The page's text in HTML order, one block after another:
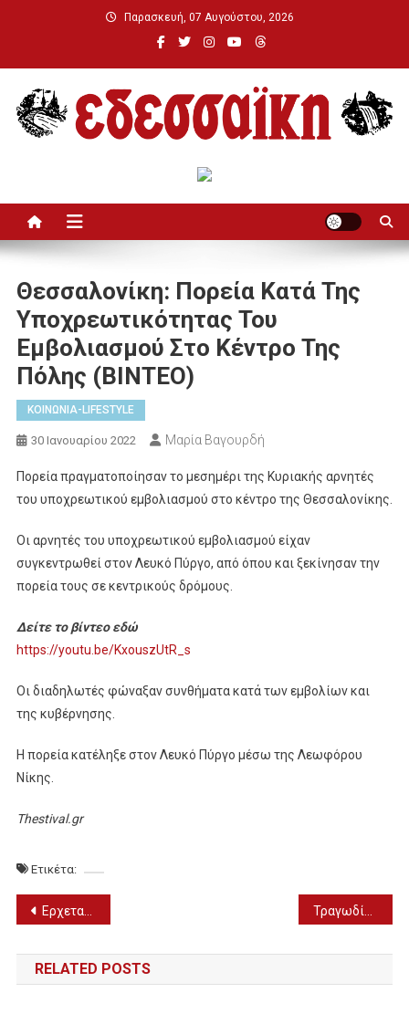
Παρασκευή, 07 Αυγούστου, 2026
Θεσσαλονίκη: Πορεία Κατά Της
Υποχρεωτικότητας Του
Εμβολιασμού Στο Κέντρο Της
Πόλης (ΒΙΝΤΕΟ)
ΚΟΙΝΩΝΙΑ-LIFESTYLE
30 Ιανουαρίου 2022 Μαρία Βαγουρδή
Πορεία πραγματοποίησαν το μεσημέρι της Κυριακής αρνητές
του υποχρεωτικού εμβολιασμού στο κέντρο της Θεσσαλονίκης.
Οι αρνητές του υποχρεωτικού εμβολιασμού είχαν
συγκεντρωθεί στον Λευκό Πύργο, από όπου και ξεκίνησαν την
πορεία τους σε κεντρικούς δρόμους.
Δείτε το βίντεο εδώ
https://youtu.be/KxouszUtR_s
Οι διαδηλωτές φώναξαν συνθήματα κατά των εμβολίων και
της κυβέρνησης.
Η πορεία κατέληξε στον Λευκό Πύργο μέσω της Λεωφόρου
Νίκης.
Thestival.gr
Ετικέτα:
Πλοήγηση
άρθρων
Ερχεται η ιστορική σειρά “Άγιος Παΐσιος: Από τα Φάρασα στον Ουρανό” στο Mega (ΒΙΝΤΕΟ-ΦΩΤΟ)
RELATED POSTS